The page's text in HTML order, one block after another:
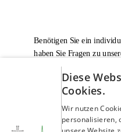
Benötigen Sie ein
haben Sie Fragen zu
Wir beraten Sie!
service@rennecke-
Diese
Cookies.
Wir nutzen
personalisieren,